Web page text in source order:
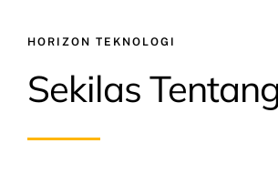
HORIZON TEKNOLOGI
Sekilas